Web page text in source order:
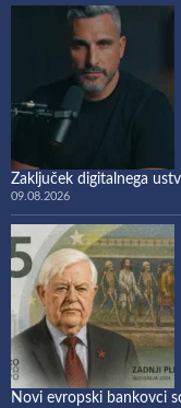
Zaključek digitalnega
09.08.2026
Novi evropski bankovci